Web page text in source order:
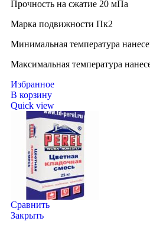
Прочность на сжатие 20 мПа
Марка подвижности Пк2
Минимальная температура
Максимальная температура
Избранное
В корзину
Quick view
Сравнить
Закрыть